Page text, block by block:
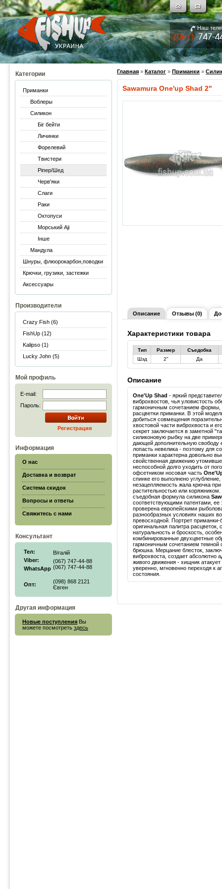
Наш
Категории
Приманки
Воблеры
Силикон
Біг бейти
Личинки
Форелевий
Твистери
Ріпер/Шед
Черв'яки
Слаги
Раки
Октопуси
Морський Aji
Інше
Мандула
Шнуры, флюорокарбон,поводки
Крючки, грузики, застежки
Аксессуары
Производители
Crazy Fish (6)
FishUp (12)
Kalipso (1)
Lucky John (5)
Мой профиль
E-mail:
Пароль:
Регистрация
Информация
О нас
Доставка и возврат
Система скидок
Вопросы и ответы
Свяжитесь с нами
Консультант
Тел:
Viber:
WhatsApp
Віталій
(067) 747-44-88
(067) 747-44-88
Опт:
(098) 868 2121
Євген
Другая информация
Новые поступления Вы
можете посмотреть здесь
Главная » Каталог » Приманки »
Sawamura One'up Shad 2"
Описание Отзывы (0)
Характеристики товара
Тип Размер
Съедобка
Шэд
2" Да
Описание
One'Up Shad - яркий
виброхвостов, чья уловистость
гармоничным сочетанием формы,
расцветки приманки. В этой
добиться совмещения
хвостовой части виброхвоста и
секрет заключается в заметной
силиконовую рыбку на две
дающей дополнительную свободу
лопасть невелика - поэтому для
приманки характерна довольно
свойственная движению
неспособной долго уходить от
офсетником носовая часть
спинке его выполнено
незацепляемость жала крючка при
растительностью или
съедобная формула силикона
соответствующими патентами, ее
проверена европейскими
разнообразных условиях наших
превосходной. Портрет
оригинальная палитра расцветок,
натуральность и броскость,
комбинированные двухцветные
гармоничным сочетанием темной
брюшка. Мерцание блесток,
виброхвоста, создает абсолютно
живого движения - хищник атакует
уверенно, мгновенно переходя к
состояния.